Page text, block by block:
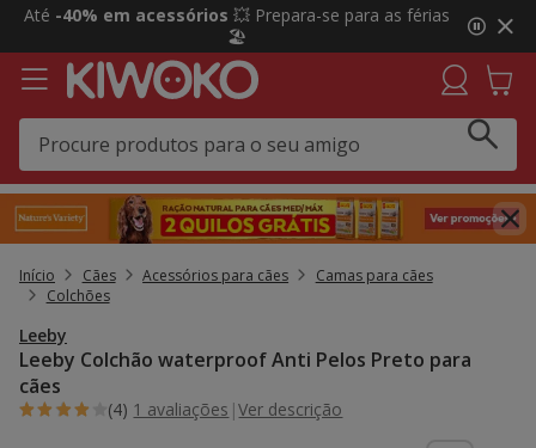
2
3,
mensagem,
Até -40% em acessórios 💥 Prepara-se para as férias
🏖️
Início Cães Acessórios para cães
Camas para cães
Colchões
Leeby
Leeby Colchão waterproof Anti Pelos Preto para
cães
(4) 1 avaliações |Ver descrição